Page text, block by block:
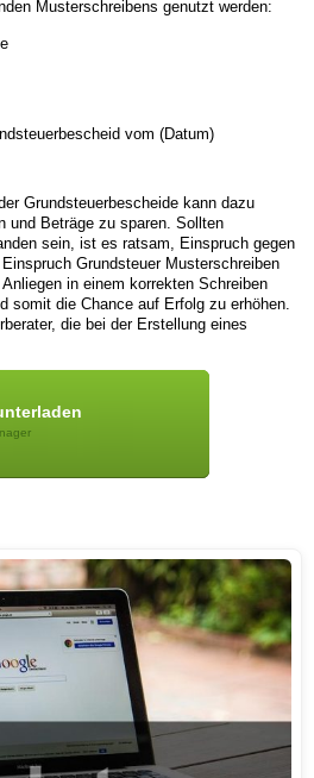
Musterschreibens genutzt werden:
vom (Datum)
Grundsteuerbescheide kann dazu
und Beträge zu sparen. Sollten
sein, ist es ratsam, Einspruch gegen
Grundsteuer Musterschreiben
in einem korrekten Schreiben
somit die Chance auf Erfolg zu erhöhen.
die bei der Erstellung eines